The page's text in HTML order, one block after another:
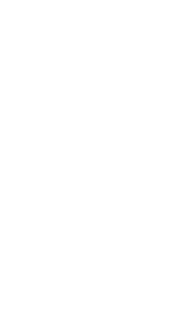
à
de qualité
avec
reproduites
et de les